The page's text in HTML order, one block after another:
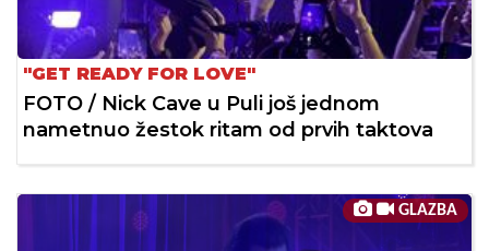
"GET READY FOR LOVE"
FOTO / Nick Cave u Puli još jednom
nametnuo žestok ritam od prvih taktova
GLAZBA